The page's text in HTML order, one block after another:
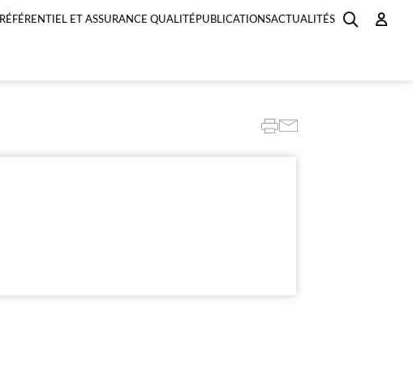
RÉFÉRENTIEL ET ASSURANCE QUALITÉ PUBLICATIONSACTUALITÉS